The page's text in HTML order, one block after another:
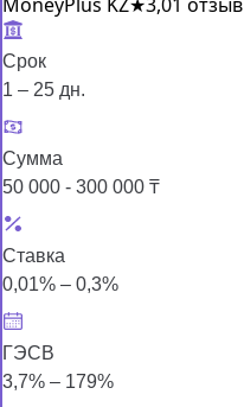
Срок
1 – 25 дн.
Сумма
50 000 - 300 000 ₸
Ставка
0,01% – 0,3%
ГЭСВ
3,7% – 179%